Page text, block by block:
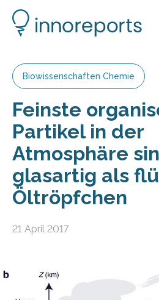
Biowissenschaften Chemie
Feinste
Partikel in der
Atmosphäre
glasartig als
Öltröpfchen
21 April 2017